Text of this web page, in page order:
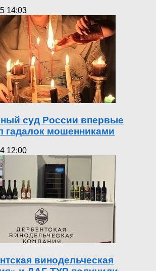
14:03
суд России впервые
гадалок мошенниками
12:00
винодельческая